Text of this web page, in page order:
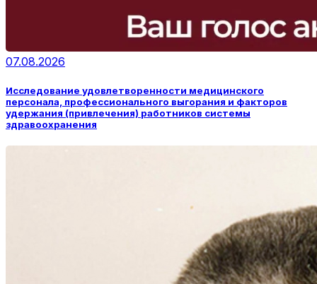
07.08.2026
Исследование удовлетворенности медицинского
персонала, профессионального выгорания и факторов
удержания (привлечения) работников системы
здравоохранения